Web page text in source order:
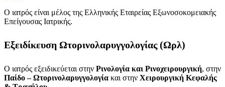
Ο ιατρός είναι μέλος της Ελληνικής Εταιρείας Εξωνοσοκομειακής
Επείγουσας Ιατρικής.
Εξειδίκευση Ωτορινολαρυγγολογίας (Ωρλ)
Ο ιατρός εξειδικεύεται στην Ρινολογία και Ρινοχειρουργική, στην
Παίδο – Ωτορινολαρυγγολογία και στην Χειρουργική Κεφαλής